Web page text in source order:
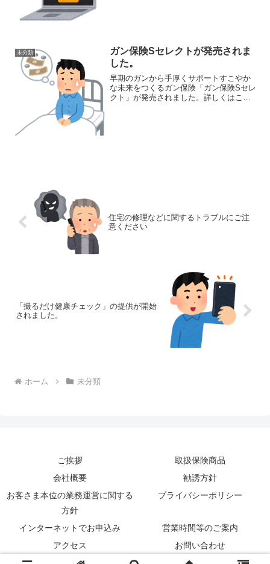
未分類
ガン保険Sセレクトが発売されま
した。
早期のガンから手厚くサポートすこやか
な未来をつくるガン保険「ガン保険Sセレ
クト」が発売されました。詳しくはこち
住宅の修理などに関するトラブルにご注
意ください
「撮るだけ健康チェック」の提供が開始
されました。
ホーム 未分類
ご挨拶
取扱保険商品
会社概要
勧誘方針
お客さま本位の業務運営に関する
方針
プライバシーポリシー
インターネットでお申込み
営業時間等のご案内
アクセス
お問い合わせ